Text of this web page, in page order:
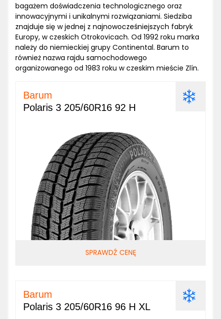
bagażem doświadczenia technologicznego oraz
innowacyjnymi i unikalnymi rozwiązaniami. Siedziba
znajduje się w jednej z najnowocześniejszych fabryk
Europy, w czeskich Otrokovicach. Od 1992 roku marka
należy do niemieckiej grupy Continental. Barum to
również nazwa rajdu samochodowego
organizowanego od 1983 roku w czeskim mieście Zlín.
Barum
Polaris 3 205/60R16 92 H
SPRAWDŹ CENĘ
Barum
Polaris 3 205/60R16 96 H XL